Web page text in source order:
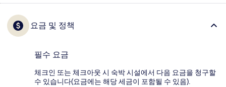
요금 및 정책
필수 요금
체크인 또는 체크아웃 시 숙박 시설에서 다음 요금을 청구할
수 있습니다(요금에는 해당 세금이 포함될 수 있음).